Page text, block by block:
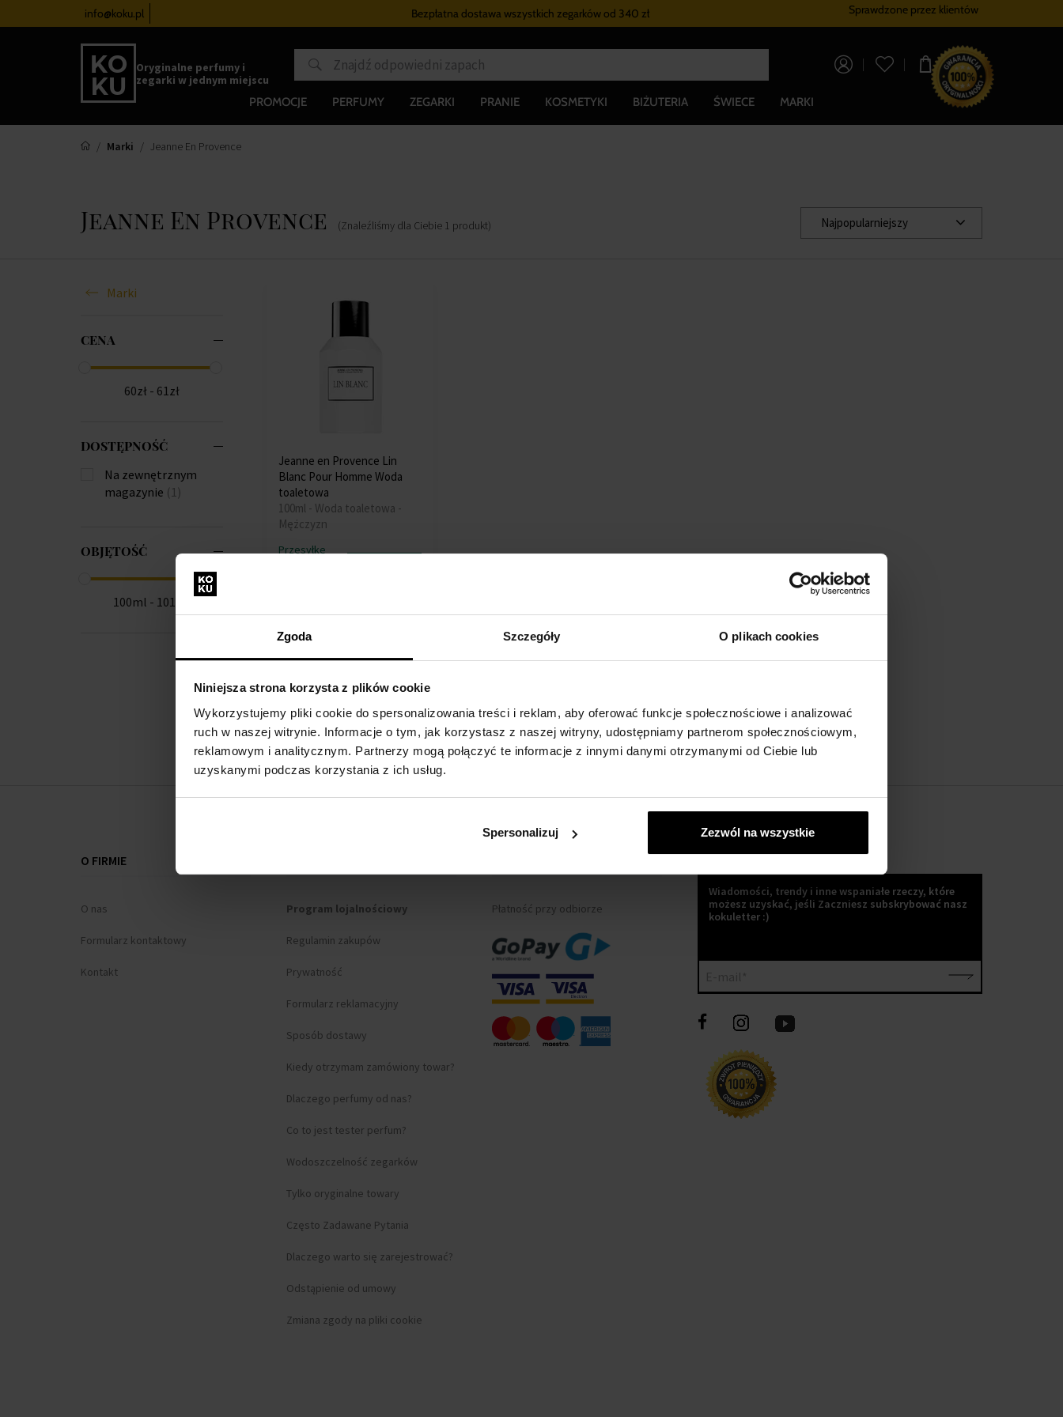
Zgoda Szczegóły O plikach cookies
Niniejsza strona korzysta z plików cookie
Wykorzystujemy pliki cookie do spersonalizowania treści i reklam, aby oferować funkcje społecznościowe i analizować
ruch w naszej witrynie. Informacje o tym, jak korzystasz z naszej witryny, udostępniamy partnerom społecznościowym,
reklamowym i analitycznym. Partnerzy mogą połączyć te informacje z innymi danymi otrzymanymi od Ciebie lub
uzyskanymi podczas korzystania z ich usług.
Spersonalizuj Zezwól na wszystkie
info@koku.pl
od 340 zł Bezpłatna dostawa wszystkich zegarkówod 340 zł Program lojalnościowy Bezpłatna
Sprawdzone przez klientów
Oryginalne perfumy i
zegarki w jednym miejscu
0,00 zł
PROMOCJE PERFUMY ZEGARKI PRANIE KOSMETYKI BIŻUTERIA ŚWIECE MARKI
Marki Jeanne En Provence
Jeanne En Provence (Znaleźliśmy dla Ciebie 1 produkt) Najpopularniejszy
Marki
CENA
60zł - 61zł
DOSTĘPNOŚĆ
Na zewnętrznym
magazynie (1)
OBJĘTOŚĆ
100ml - 101ml
Jeanne en Provence Lin
Blanc Pour Homme Woda
toaletowa
100ml - Woda toaletowa -
Mężczyzn
Przesyłkę
O FIRMIE
O nas
Formularz kontaktowy
Kontakt
Program lojalnościowy
Regulamin zakupów
Prywatność
Formularz reklamacyjny
Sposób dostawy
Kiedy otrzymam zamówiony towar?
Dlaczego perfumy od nas?
Co to jest tester perfum?
Wodoszczelność zegarków
Tylko oryginalne towary
Często Zadawane Pytania
Dlaczego warto się zarejestrować?
Odstąpienie od umowy
Zmiana zgody na pliki cookie
Płatność przy odbiorze
Wiadomości, trendy i inne wspaniałe rzeczy, które
możesz uzyskać, jeśli Zaczniesz subskrybować nasz
kokuletter :)